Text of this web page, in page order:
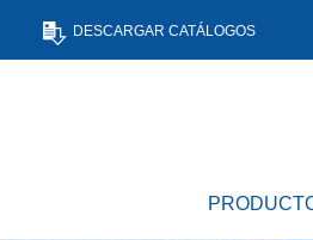
DESCARGAR CATÁLOGOS